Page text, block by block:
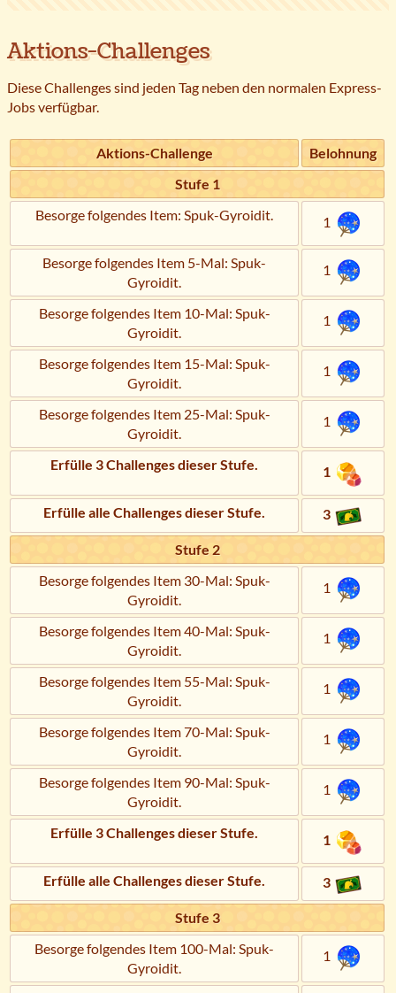
Aktions-Challenges
Diese Challenges sind jeden Tag neben den normalen Express-
Jobs verfügbar.
Aktions-Challenge
Belohnung
Stufe 1
Besorge folgendes Item: Spuk-Gyroidit.
1
Besorge folgendes Item 5-Mal: Spuk-
Gyroidit.
1
Besorge folgendes Item 10-Mal: Spuk-
Gyroidit.
1
Besorge folgendes Item 15-Mal: Spuk-
Gyroidit.
1
Besorge folgendes Item 25-Mal: Spuk-
Gyroidit.
1
Erfülle 3 Challenges dieser Stufe. 1
Erfülle alle Challenges dieser Stufe. 3
Stufe 2
Besorge folgendes Item 30-Mal: Spuk-
Gyroidit.
1
Besorge folgendes Item 40-Mal: Spuk-
Gyroidit.
1
Besorge folgendes Item 55-Mal: Spuk-
Gyroidit.
1
Besorge folgendes Item 70-Mal: Spuk-
Gyroidit.
1
Besorge folgendes Item 90-Mal: Spuk-
Gyroidit.
1
Erfülle 3 Challenges dieser Stufe. 1
Erfülle alle Challenges dieser Stufe. 3
Stufe 3
Besorge folgendes Item 100-Mal: Spuk-
Gyroidit.
1